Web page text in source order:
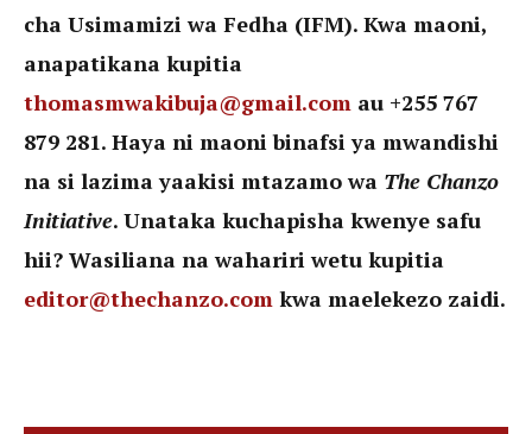
cha Usimamizi wa Fedha (IFM). Kwa maoni,
anapatikana kupitia
thomasmwakibuja@gmail.com au +255 767
879 281. Haya ni maoni binafsi ya mwandishi
na si lazima yaakisi mtazamo wa The Chanzo
Initiative. Unataka kuchapisha kwenye safu
hii? Wasiliana na wahariri wetu kupitia
editor@thechanzo.com kwa maelekezo zaidi.